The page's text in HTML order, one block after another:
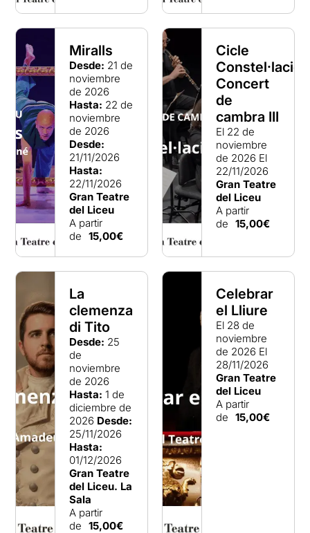
Miralls
Desde: 21 de
noviembre
de 2026
Hasta: 22 de
noviembre
de 2026
Desde:
21/11/2026
Hasta:
22/11/2026
Gran Teatre
del Liceu
A partir
de 15,00€
Cicle
Concert
de
cambra III
El 22 de
noviembre
de 2026 El
22/11/2026
Gran Teatre
del Liceu
A partir
de 15,00€
La
clemenza
di Tito
Desde: 25
de
noviembre
de 2026
Hasta: 1 de
diciembre de
2026 Desde:
25/11/2026
Hasta:
01/12/2026
Gran Teatre
del Liceu. La
Sala
A partir
de 15,00€
Celebrar
el Lliure
El 28 de
noviembre
de 2026 El
28/11/2026
Gran Teatre
del Liceu
A partir
de 15,00€